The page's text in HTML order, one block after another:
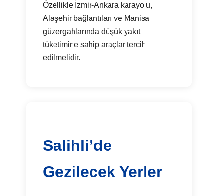
Özellikle İzmir-Ankara karayolu,
Alaşehir bağlantıları ve Manisa
güzergahlarında düşük yakıt
tüketimine sahip araçlar tercih
edilmelidir.
Salihli’de
Gezilecek Yerler